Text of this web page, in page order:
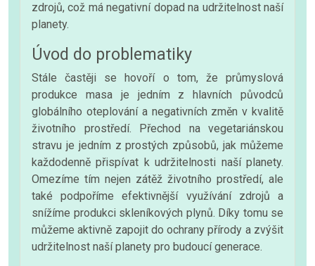
zdrojů, což má negativní dopad na udržitelnost naší
planety.
Úvod do problematiky
Stále častěji se hovoří o tom, že průmyslová
produkce masa je jedním z hlavních původců
globálního oteplování a negativních změn v kvalitě
životního prostředí. Přechod na vegetariánskou
stravu je jedním z prostých způsobů, jak můžeme
každodenně přispívat k udržitelnosti naší planety.
Omezíme tím nejen zátěž životního prostředí, ale
také podpoříme efektivnější využívání zdrojů a
snížíme produkci skleníkových plynů. Díky tomu se
můžeme aktivně zapojit do ochrany přírody a zvýšit
udržitelnost naší planety pro budoucí generace.